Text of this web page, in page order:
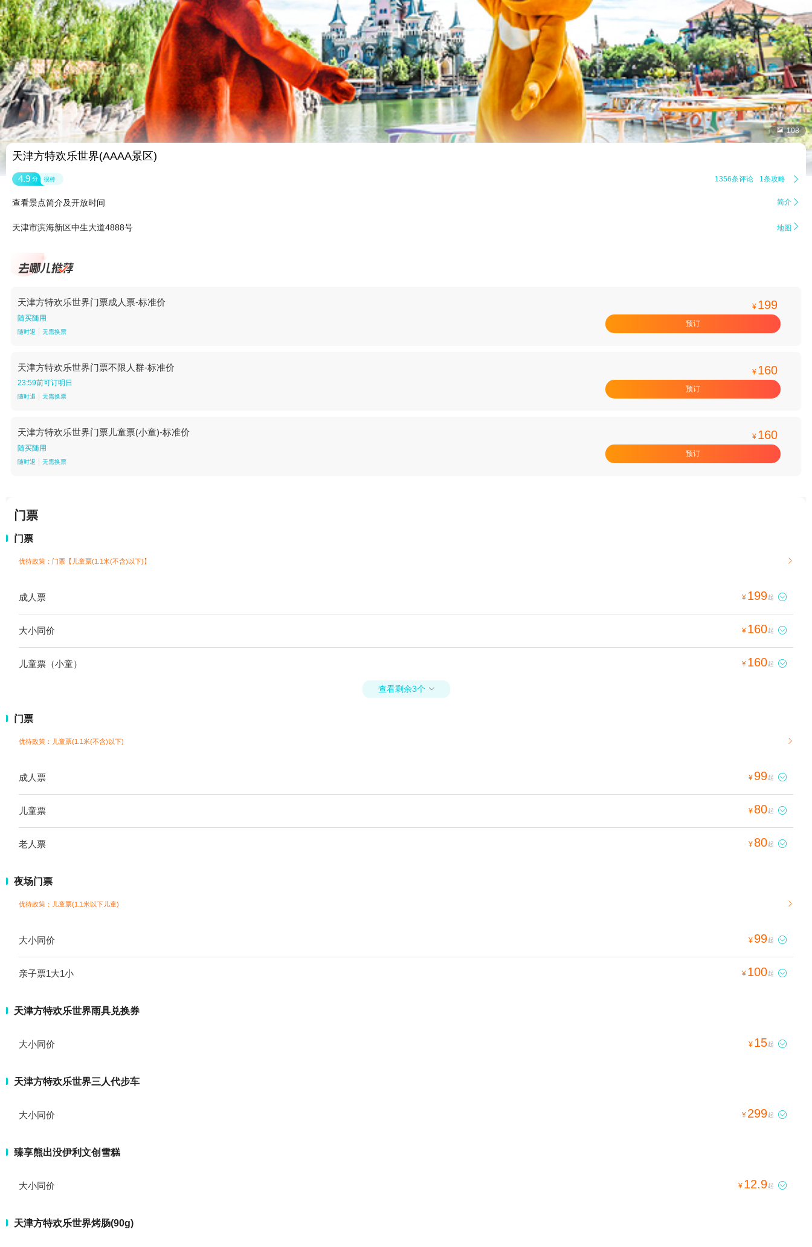
 108
天津方特欢乐世界(AAAA景区)
4.9 分 很棒 1356条评论 1条攻略 
查看景点简介及开放时间 简介 
天津市滨海新区中生大道4888号 地图 
天津方特欢乐世界门票成人票-标准价
随买随用
随时退 无需换票
¥ 199
预订
天津方特欢乐世界门票不限人群-标准价
23:59前可订明日
随时退 无需换票
¥ 160
预订
天津方特欢乐世界门票儿童票(小童)-标准价
随买随用
随时退 无需换票
¥ 160
预订
门票
门票
优待政策：门票【儿童票(1.1米(不含)以下)】 
成人票 ¥ 199起 
大小同价 ¥ 160起 
儿童票（小童） ¥ 160起 
查看剩余3个 
门票
优待政策：儿童票(1.1米(不含)以下) 
成人票 ¥ 99起 
儿童票 ¥ 80起 
老人票 ¥ 80起 
夜场门票
优待政策：儿童票(1.1米以下儿童) 
大小同价 ¥ 99起 
亲子票1大1小 ¥ 100起 
天津方特欢乐世界雨具兑换券
大小同价 ¥ 15起 
天津方特欢乐世界三人代步车
大小同价 ¥ 299起 
臻享熊出没伊利文创雪糕
大小同价 ¥ 12.9起 
天津方特欢乐世界烤肠(90g)